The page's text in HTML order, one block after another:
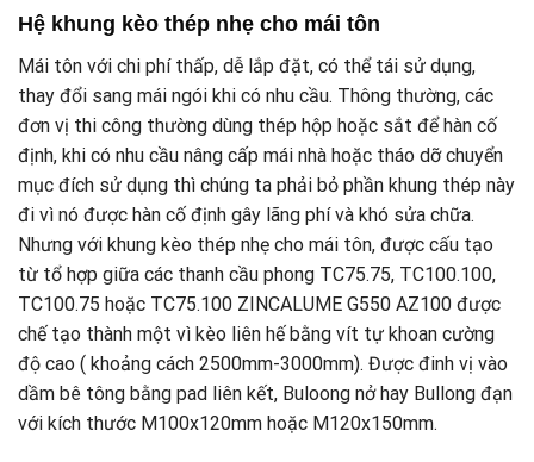
Hệ khung kèo thép nhẹ cho mái tôn
Mái tôn với chi phí thấp, dễ lắp đặt, có thể tái sử dụng,
thay đổi sang mái ngói khi có nhu cầu. Thông thường, các
đơn vị thi công thường dùng thép hộp hoặc sắt để hàn cố
định, khi có nhu cầu nâng cấp mái nhà hoặc tháo dỡ chuyển
mục đích sử dụng thì chúng ta phải bỏ phần khung thép này
đi vì nó được hàn cố định gây lãng phí và khó sửa chữa.
Nhưng với khung kèo thép nhẹ cho mái tôn, được cấu tạo
từ tổ hợp giữa các thanh cầu phong TC75.75, TC100.100,
TC100.75 hoặc TC75.100 ZINCALUME G550 AZ100 được
chế tạo thành một vì kèo liên hế bằng vít tự khoan cường
độ cao ( khoảng cách 2500mm-3000mm). Được đinh vị vào
dầm bê tông bằng pad liên kết, Buloong nở hay Bullong đạn
với kích thước M100x120mm hoặc M120x150mm.